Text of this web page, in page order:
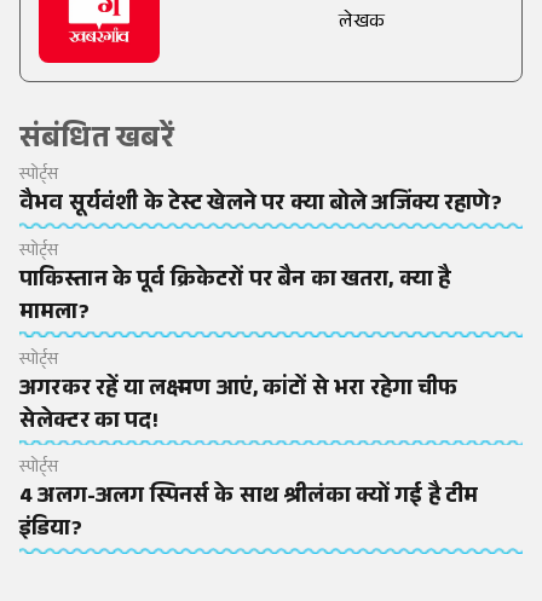
लेखक
संबंधित खबरें
स्पोर्ट्स
वैभव सूर्यवंशी के टेस्ट खेलने पर क्या बोले अजिंक्य रहाणे?
स्पोर्ट्स
पाकिस्तान के पूर्व क्रिकेटरों पर बैन का खतरा, क्या है
मामला?
स्पोर्ट्स
अगरकर रहें या लक्ष्मण आएं, कांटों से भरा रहेगा चीफ
सेलेक्टर का पद!
स्पोर्ट्स
4 अलग-अलग स्पिनर्स के साथ श्रीलंका क्यों गई है टीम
इंडिया?